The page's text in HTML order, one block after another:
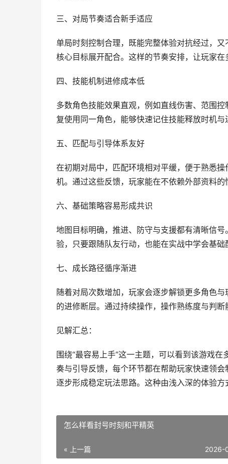
三、对局节奏适合新手适应
单局时刻控制合理，既能完整体验对抗经过，
核心目标展开配合。这样的节奏安排，让玩家
四、技能机制进修成本低
多数角色技能效果直观，例如直线伤害、范围
复使用同一角色，能够快速记住技能释放时机与
五、匹配与引导体系友好
在初期对局中，匹配环境相对平缓，便于熟悉
机。通过这些反馈，玩家能在不依赖外部资料的
六、基础策略容易形成共识
地图目标明确，推进、防守与支援都有清晰信
验，只要跟随队友行动，也能在实战中学会基础
七、成长路径循序渐进
随着对局次数增加，玩家会逐步解锁更多角色
的进修断层。通过持续操作，操作熟练度与判断
见解汇总：
围绕“最容易上手”这一主题，可以看到该游戏
奏与引导反馈，每个环节都在帮助玩家快速领
逐步形成稳定玩法思路。这种由浅入深的体验
怎么样看封号时刻和平精英
« 上一篇 2026-